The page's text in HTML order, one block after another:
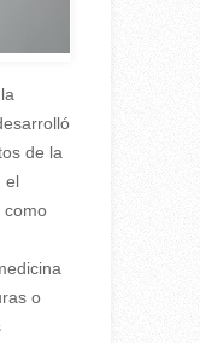
de la
el
como
o